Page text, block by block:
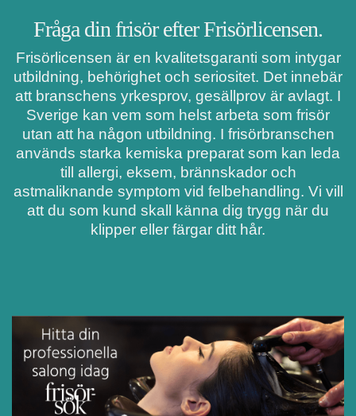
Fråga din frisör efter Frisörlicensen.
Frisörlicensen är en kvalitetsgaranti som intygar
utbildning, behörighet och seriositet. Det innebär
att branschens yrkesprov, gesällprov är avlagt. I
Sverige kan vem som helst arbeta som frisör
utan att ha någon utbildning. I frisörbranschen
används starka kemiska preparat som kan leda
till allergi, eksem, brännskador och
astmaliknande symptom vid felbehandling. Vi vill
att du som kund skall känna dig trygg när du
klipper eller färgar ditt hår.